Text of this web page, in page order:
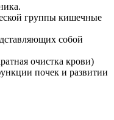
группы кишечные
собой
очистка крови)
почек и развитии